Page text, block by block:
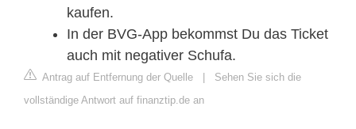
kaufen.
In der BVG-App bekommst Du das Ticket
auch mit negativer Schufa.
Antrag auf Entfernung der Quelle | Sehen Sie sich die
vollständige Antwort auf finanztip.de an